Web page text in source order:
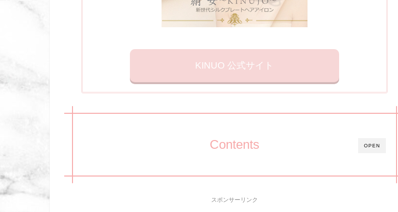
KINUO 公式サイト
OPEN
Contents
スポンサーリンク